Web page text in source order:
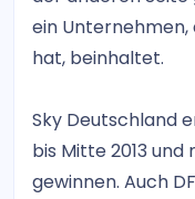
ein Unternehmen,
hat, beinhaltet.
Sky Deutschland
bis Mitte 2013
gewinnen. Auch